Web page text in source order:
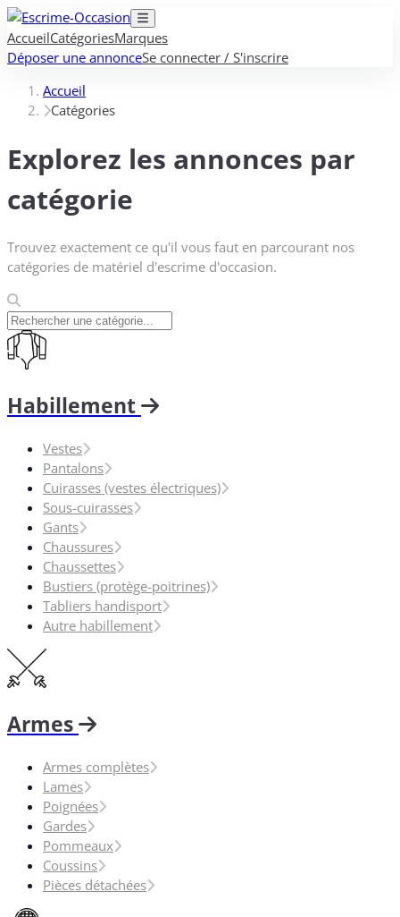
AccueilCatégoriesMarques
Déposer une annonceSe connecter / S'inscrire
Accueil
Catégories
Explorez les annonces par
catégorie
Trouvez exactement ce qu'il vous faut en parcourant nos
catégories de matériel d'escrime d'occasion.
Habillement
Vestes
Pantalons
Cuirasses (vestes électriques)
Sous-cuirasses
Gants
Chaussures
Chaussettes
Bustiers (protège-poitrines)
Tabliers handisport
Autre habillement
Armes
Armes complètes
Lames
Poignées
Gardes
Pommeaux
Coussins
Pièces détachées